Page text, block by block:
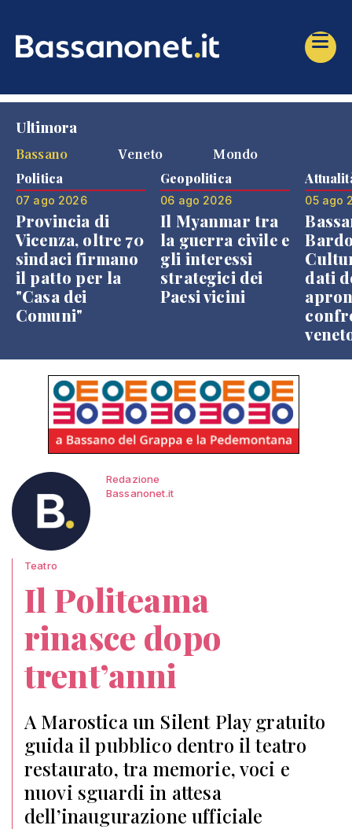
Ultimora
Bassano
Veneto Mondo
Politica
07 ago 2026
Provincia di
Vicenza, oltre 70
sindaci firmano
il patto per la
"Casa dei
Comuni"
Geopolitica
06 ago 2026
Il Myanmar tra
la guerra civile e
gli interessi
strategici dei
Paesi vicini
05 ago
dati
Redazione
Bassanonet.it
Teatro
Il Politeama
rinasce dopo
trent’anni
A Marostica un Silent Play gratuito
guida il pubblico dentro il teatro
restaurato, tra memorie, voci e
nuovi sguardi in attesa
dell’inaugurazione ufficiale